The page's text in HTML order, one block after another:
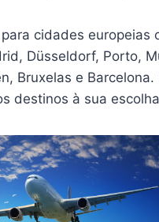
cidades europeias
Düsseldorf, Porto,
Bruxelas e Barcelona.
destinos à sua